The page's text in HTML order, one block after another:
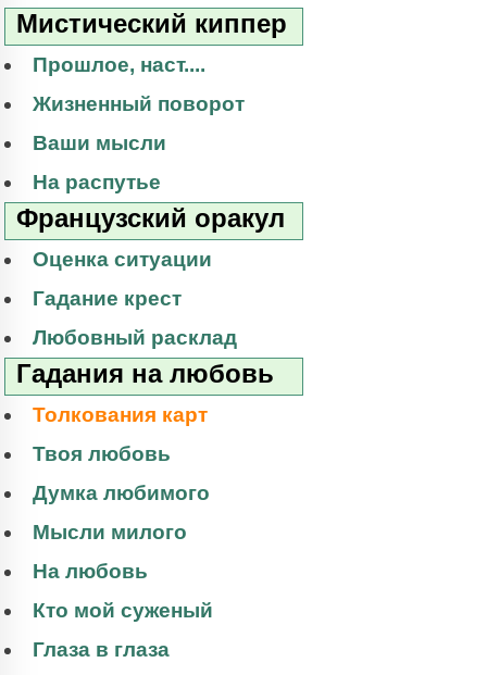
Мистический киппер
Прошлое, наст....
Жизненный поворот
Ваши мысли
На распутье
Французский оракул
Оценка ситуации
Гадание крест
Любовный расклад
Гадания на любовь
Толкования карт
Твоя любовь
Думка любимого
Мысли милого
На любовь
Кто мой суженый
Глаза в глаза